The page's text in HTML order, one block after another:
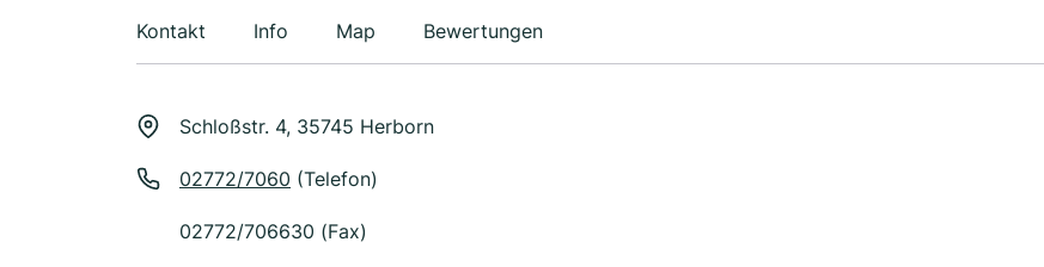
Kontakt Info Map Bewertungen
Schloßstr. 4, 35745 Herborn
02772/7060 (Telefon)
02772/706630 (Fax)